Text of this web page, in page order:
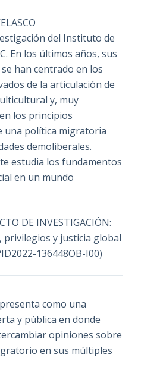
del Instituto de
En los últimos años, sus
han centrado en los
de la articulación de
y, muy
los principios
una política migratoria
demoliberales.
estudia los fundamentos
en un mundo
DE INVESTIGACIÓN:
privilegios y justicia global
136448OB-I00)
como una
y pública en donde
opiniones sobre
en sus múltiples